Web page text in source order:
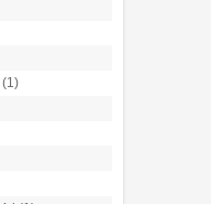
(1)